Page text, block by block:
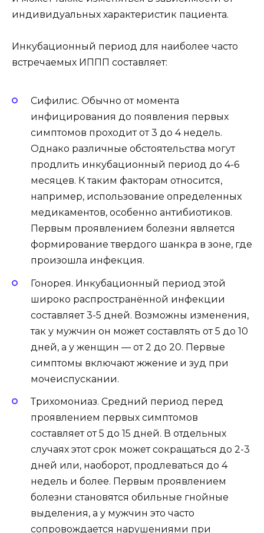
индивидуальных характеристик пациента.
Инкубационный период для наиболее часто
встречаемых ИППП составляет:
Сифилис. Обычно от момента
инфицирования до появления первых
симптомов проходит от 3 до 4 недель.
Однако различные обстоятельства могут
продлить инкубационный период до 4-6
месяцев. К таким факторам относится,
например, использование определенных
медикаментов, особенно антибиотиков.
Первым проявлением болезни является
формирование твердого шанкра в зоне, где
произошла инфекция.
Гонорея. Инкубационный период этой
широко распространённой инфекции
составляет 3-5 дней. Возможны изменения,
так у мужчин он может составлять от 5 до 10
дней, а у женщин — от 2 до 20. Первые
симптомы включают жжение и зуд при
мочеиспускании.
Трихомониаз. Средний период перед
проявлением первых симптомов
составляет от 5 до 15 дней. В отдельных
случаях этот срок может сокращаться до 2-3
дней или, наоборот, продлеваться до 4
недель и более. Первым проявлением
болезни становятся обильные гнойные
выделения, а у мужчин это часто
сопровождается нарушениями при